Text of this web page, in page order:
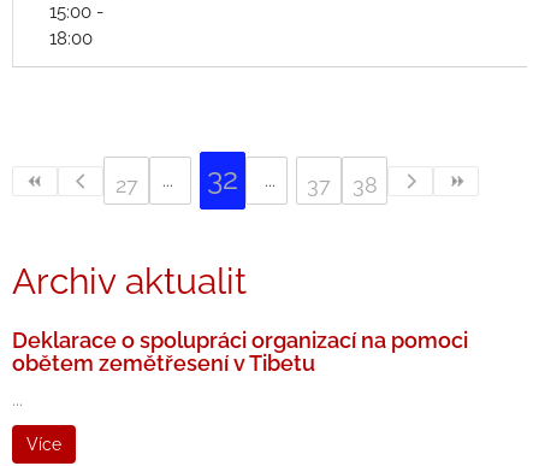
15:00 -
18:00
27 32 37 38
Archiv aktualit
Deklarace o spolupráci organizací na pomoci
obětem zemětřesení v Tibetu
...
Více